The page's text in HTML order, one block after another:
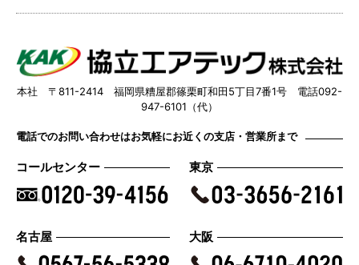
本社 〒811-2414 福岡県糟屋郡篠栗町和田5丁目7番1号 電話092-
947-6101（代）
電話でのお問い合わせはお気軽にお近くの支店・営業所まで
コールセンター 東京
名古屋 大阪